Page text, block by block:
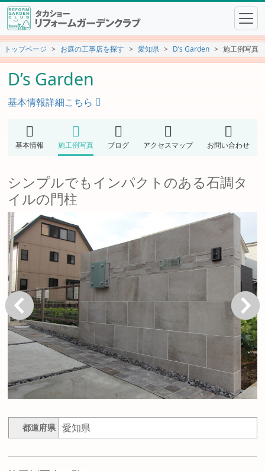
トップページ お庭の工事店を探す 愛知県 D’s Garden 施工例写真
D’s Garden
基本情報詳細こちら
基本情報 施工例写真 ブログ アクセスマップ お問い合わせ
シンプルでもインパクトのある石調タ
イルの門柱
戻る 次へ
都道府県 愛知県